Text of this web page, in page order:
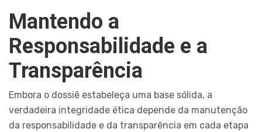
Mantendo a
Responsabilidade e a
Transparência
Embora o dossiê estabeleça uma base sólida, a
verdadeira integridade ética depende da manutenção
da responsabilidade e da transparência em cada etapa